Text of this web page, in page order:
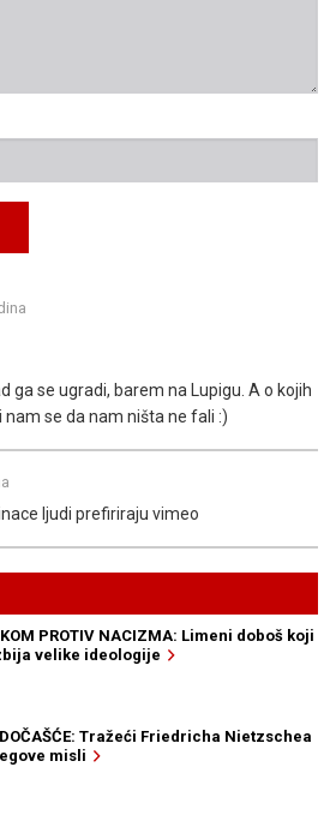
ga se ugradi, barem na Lupigu. A o kojih
se da nam ništa ne fali :)
ljudi prefiriraju vimeo
PROTIV NACIZMA: Limeni doboš koji
velike ideologije
Tražeći Friedricha Nietzschea
misli